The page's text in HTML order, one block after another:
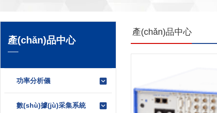
產(chǎn)品中心
功率分析儀
數(shù)據(jù)采集系統
產(chǎn)品中心